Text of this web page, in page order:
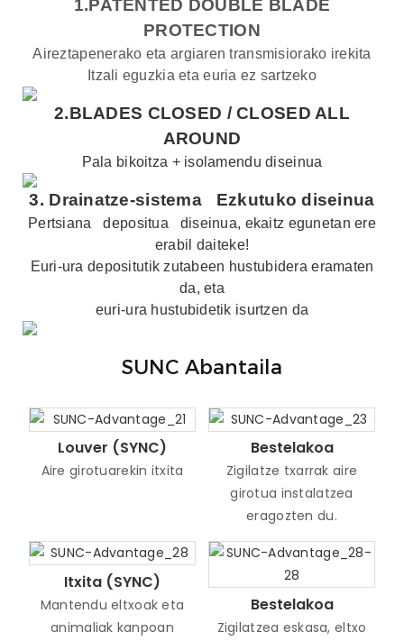
1.PATENTED DOUBLE BLADE
PROTECTION
Aireztapenerako eta argiaren transmisiorako irekita
Itzali eguzkia eta euria ez sartzeko
2.BLADES CLOSED /CLOSED ALL
AROUND
Pala bikoitza + isolamendu diseinua
3. Drainatze-sistema Ezkutuko diseinua
Pertsiana depositua
diseinua, ekaitz egunetan ere
erabil daiteke!
Euri-ura depositutik zutabeen hustubidera eramaten
da, eta
euri-ura hustubidetik isurtzen da
SUNC Abantaila
Louver (SYNC)
Aire girotuarekin itxita
Bestelakoa
Zigilatze txarrak aire
girotua instalatzea
eragozten du.
Itxita (SYNC)
Mantendu eltxoak eta
animaliak kanpoan
Bestelakoa
Zigilatzea eskasa, eltxo